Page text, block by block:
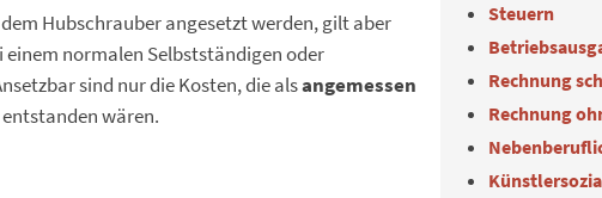
Hubschrauber angesetzt werden, gilt aber
normalen Selbstständigen oder
sind nur die Kosten, die alsangemessen
wären.
Steuern
Rechnung
Rechnung